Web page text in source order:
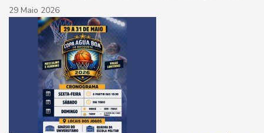
29 Maio 2026